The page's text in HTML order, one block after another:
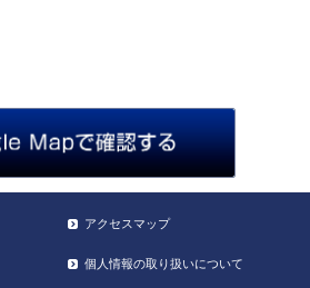
アクセスマップ
個人情報の取り扱いについて